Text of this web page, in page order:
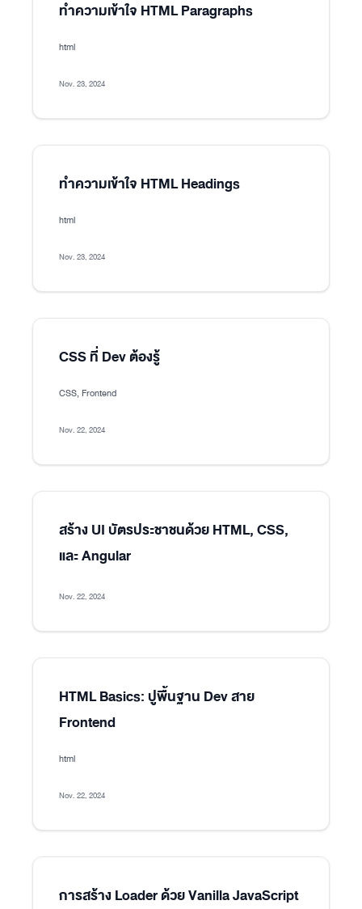
ทำความเข้าใจ HTML Paragraphs
html
Nov. 23, 2024
ทำความเข้าใจ HTML Headings
html
Nov. 23, 2024
CSS ที่ Dev ต้องรู้
CSS, Frontend
Nov. 22, 2024
สร้าง UI บัตรประชาชนด้วย HTML, CSS,
และ Angular
Nov. 22, 2024
HTML Basics: ปูพื้นฐาน Dev สาย
Frontend
html
Nov. 22, 2024
การสร้าง Loader ด้วย Vanilla JavaScript